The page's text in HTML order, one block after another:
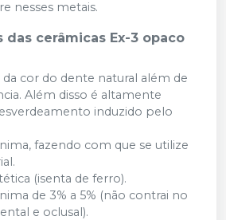
nesses metais.
das cerâmicas Ex-3 opaco
cor do dente natural além de
Além disso é altamente
induzido pelo
fazendo com que se utilize
(isenta de ferro).
de 3% a 5% (não contrai no
e oclusal).